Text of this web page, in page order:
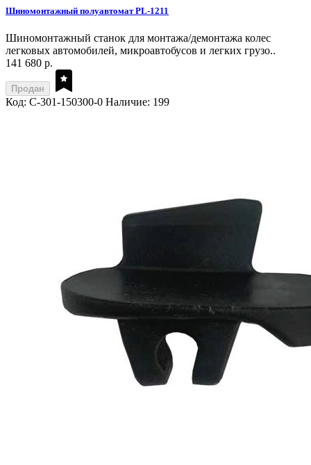
Шиномонтажный полуавтомат PL-1211
Шиномонтажный станок для монтажа/демонтажа колес
легковых автомобилей, микроавтобусов и легких грузо..
141 680 р.
Продан
Код: C-301-150300-0 Наличие: 199